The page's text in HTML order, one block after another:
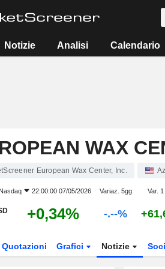
Notizie Analisi Calendario
WAX
European Wax Center, Inc.
Nasdaq 22:00:00 07/05/2026 Variaz. 5gg Var. 1
+0,34% -.--%
Quotazioni Grafici Notizie